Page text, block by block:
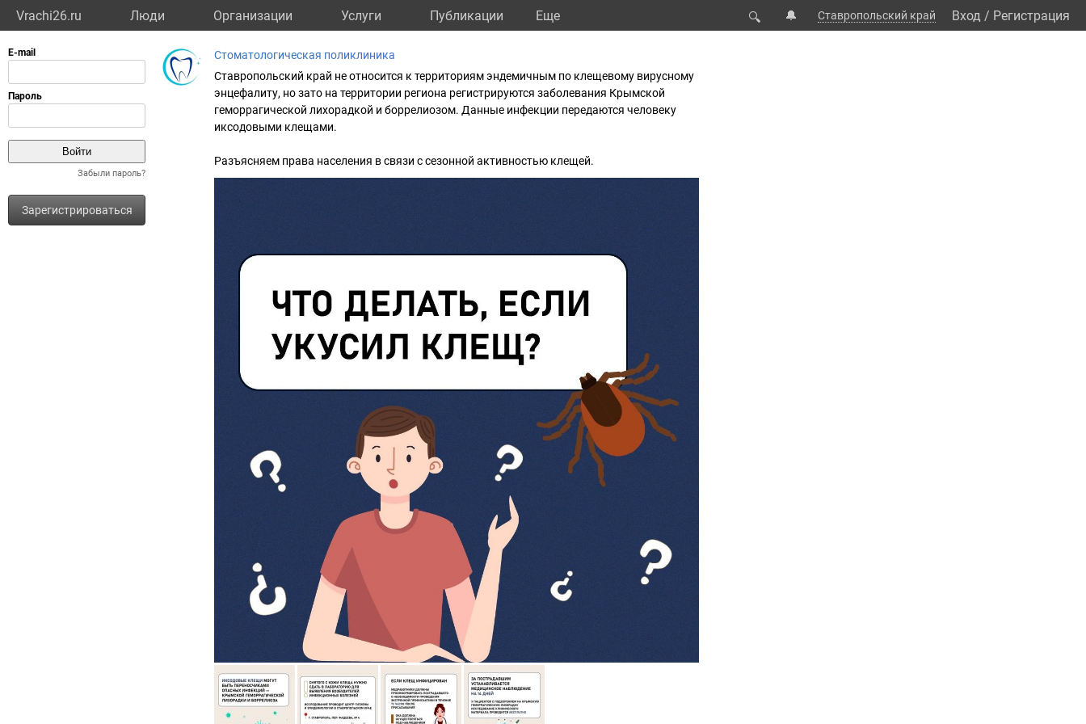
Vrachi26.ru Люди Организации Услуги Публикации Eще 🔍 🔔 Ставропольский край Вход / Регистрация
Забыли пароль?
Зарегистрироваться
Стоматологическая поликлиника
Ставропольский край не относится к территориям эндемичным по клещевому вирусному
энцефалиту, но зато на территории региона регистрируются заболевания Крымской
геморрагической лихорадкой и боррелиозом. Данные инфекции передаются человеку
иксодовыми клещами.
Разъясняем права населения в связи с сезонной активностью клещей.